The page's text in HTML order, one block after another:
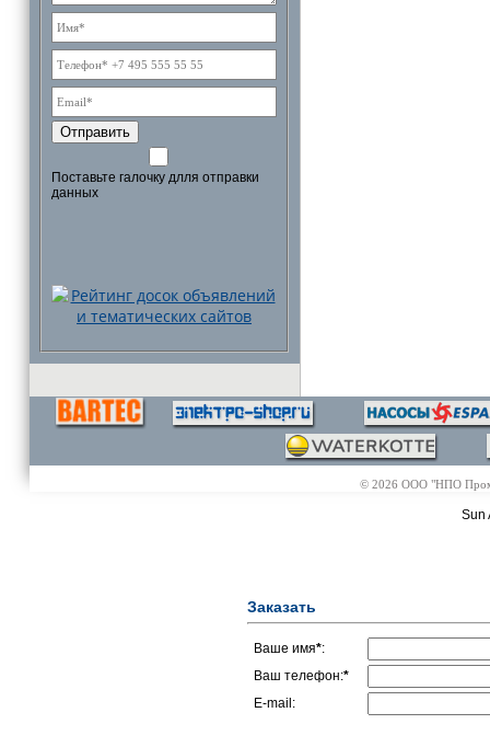
Отправить
Поставьте галочку длля отправки
данных
© 2026 ООО "НПО
Sun
Заказать
Ваше имя*:
Ваш телефон:*
E-mail: